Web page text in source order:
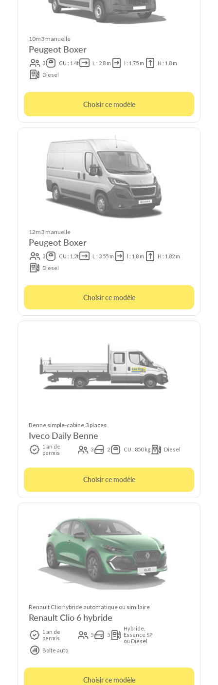
10m3 manuelle
Peugeot Boxer
3 CU : 1.4t L : 2.8 m l : 1.75 m
H : 1.8 m
Diesel
Choisir ce modèle
12m3 manuelle
Peugeot Boxer
3 CU : 1,2t L : 3.55 m l : 1.8 m
H : 1.82 m
Diesel
Choisir ce modèle
Benne simple-cabine 3 places
Iveco Daily Benne
1 an de
permis
3 2 CU : 850 kg Diesel
Choisir ce modèle
Renault Clio hybride automatique ou similaire
Renault Clio 6 hybride
1 an de
permis
5 5
Hybride,
Essence SP
ou Diesel
Boîte auto
Choisir ce modèle